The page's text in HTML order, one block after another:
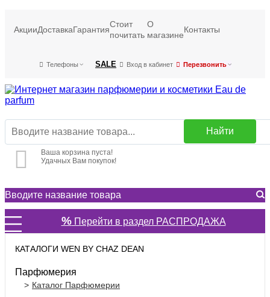
АкцииДоставкаГарантия
Стоит
почитать
О
магазине
Контакты
Телефоны SALE Вход в кабинет Перезвонить
Найти
Ваша корзина пуста!
Удачных Вам покупок!
%Перейти в раздел РАСПРОДАЖА
КАТАЛОГИ WEN BY CHAZ DEAN
Парфюмерия
Каталог Парфюмерии